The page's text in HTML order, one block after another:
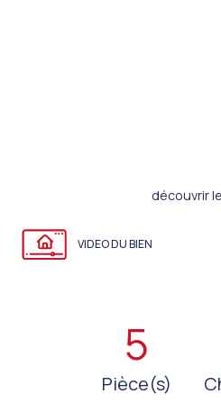
découvrir
VIDEO DU BIEN
5
Pièce(s)